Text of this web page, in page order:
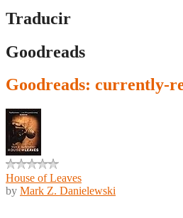
Traducir
Goodreads
Goodreads: currently-
House of Leaves
by Mark Z. Danielewski